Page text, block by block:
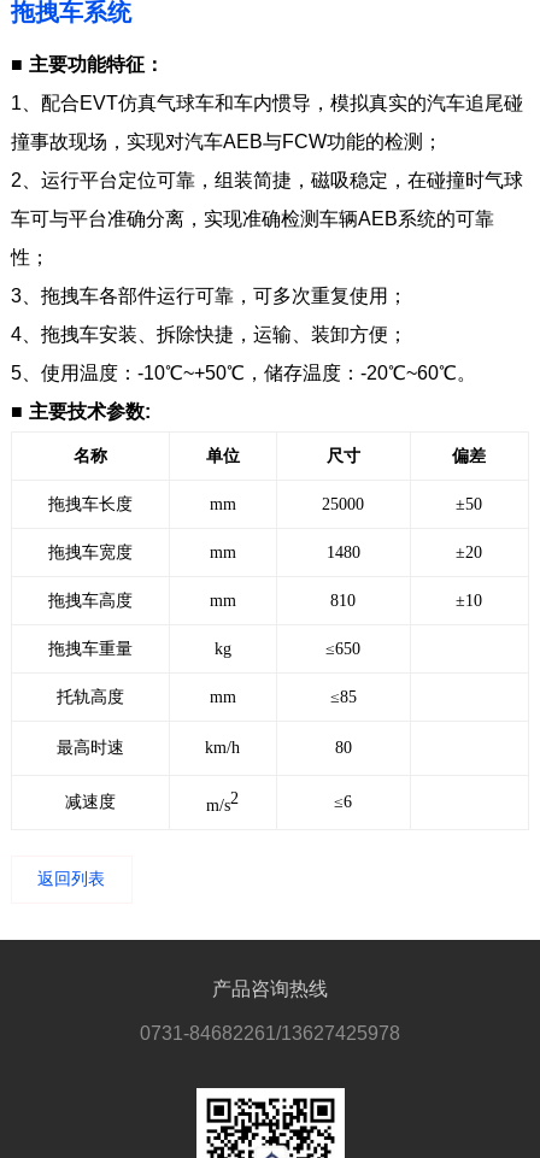
拖拽车系统
■ 主要功能特征：
1、配合EVT仿真气球车和车内惯导，模拟真实的汽车追尾碰
撞事故现场，实现对汽车AEB与FCW功能的检测 ；
2、运行平台定位可靠，组装简捷，磁吸稳定，在碰撞时气球
车可与平台准确分离，实现准确检测车辆AEB系统的可靠
性；
3、拖拽车各部件运行可靠，可多次重复使用；
4、拖拽车安装、拆除快捷，运输、装卸方便；
5、使用温度：-10℃~+50℃，储存温度：-20℃~60℃。
■ 主要技术参数:
名称 单位 尺寸 偏差
拖拽车长度 mm 25000 ±50
拖拽车宽度 mm 1480 ±20
拖拽车高度 mm 810 ±10
拖拽车重量 kg ≤650
托轨高度 mm ≤85
最高时速 km/h 80
减速度 m/s2 ≤6
返回列表
产品咨询热线
0731-84682261/13627425978